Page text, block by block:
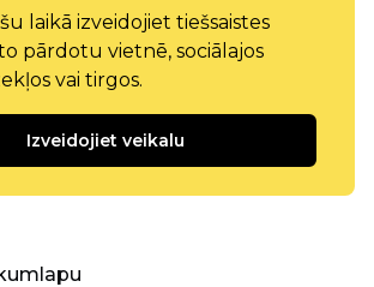
laikā izveidojiet tiešsaistes
pārdotu vietnē, sociālajos
vai tirgos.
Izveidojiet veikalu